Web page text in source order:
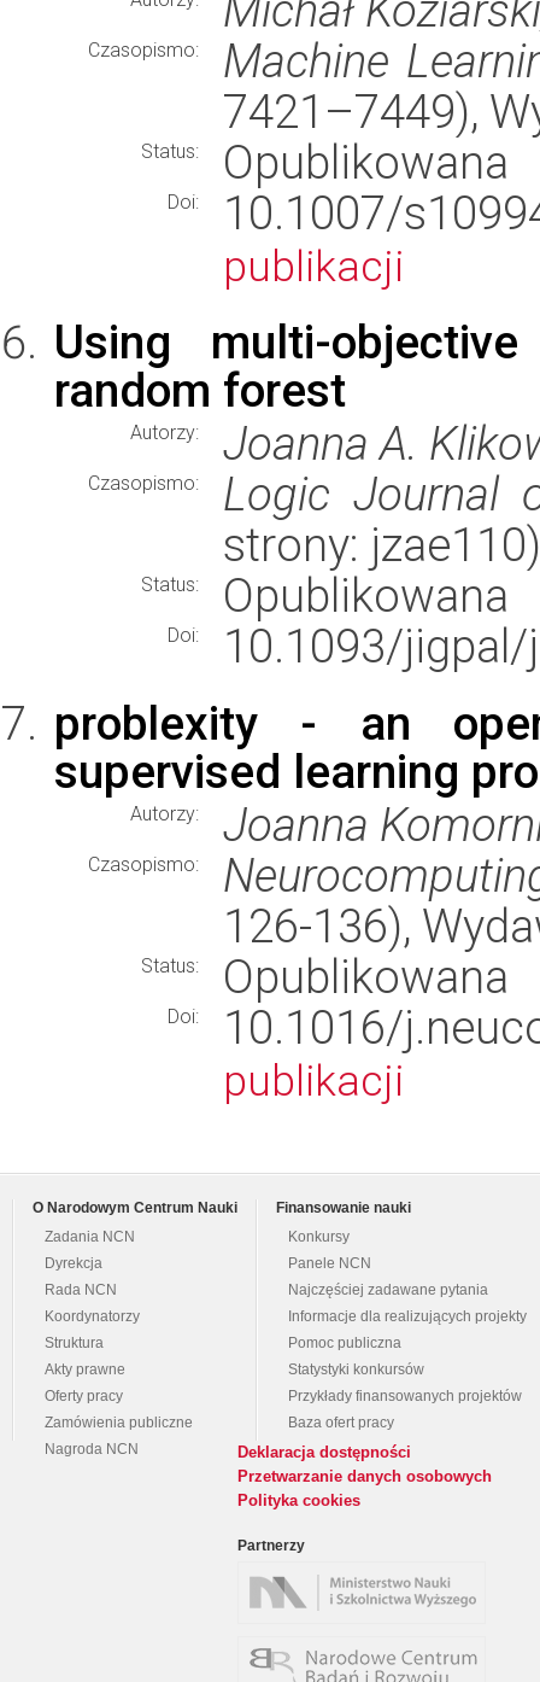
Czasopismo:
Machine
7421–7449),
Status: Opublikowana
Doi: 10.1007/
publikacji
Using multi-
random forest
Autorzy: Joanna A.
Czasopismo:
Logic Journal
strony:
Status: Opublikowana
Doi:
10.1093/
problexity - an
supervised learning
Autorzy: Joanna
Czasopismo:
126-136),
Status: Opublikowana
Doi: 10.1016/
publikacji
O Narodowym Centrum Nauki
Zadania NCN
Dyrekcja
Rada NCN
Koordynatorzy
Struktura
Akty prawne
Oferty pracy
Zamówienia publiczne
Nagroda NCN
Finansowanie nauki
Konkursy
Panele NCN
Najczęściej zadawane pytania
Informacje dla realizujących projekty
Pomoc publiczna
Statystyki konkursów
Przykłady finansowanych projektów
Baza ofert pracy
Deklaracja dostępności
Przetwarzanie danych osobowych
Polityka cookies
Partnerzy